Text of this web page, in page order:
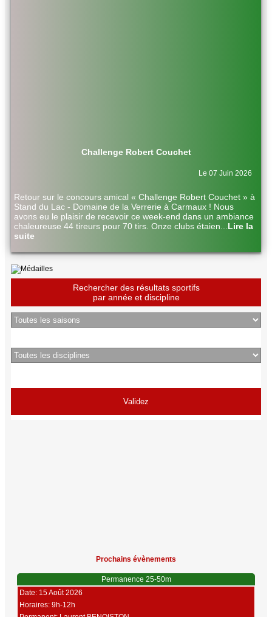
Challenge Robert Couchet
Le 07 Juin 2026
Retour sur le concours amical « Challenge Robert Couchet » à
Stand du Lac - Domaine de la Verrerie à Carmaux ! Nous
avons eu le plaisir de recevoir ce week-end dans un ambiance
chaleureuse 44 tireurs pour 70 tirs. Onze clubs étaien
Lire la
suite
Rechercher des résultats sportifs
par année et discipline
Prochains évènements
Permanence 25-50m
Date: 15 Août 2026
Horaires: 9h-12h